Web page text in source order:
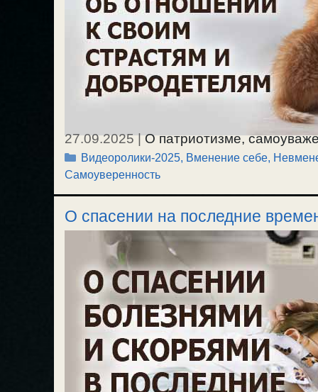
27.09.2025|О патриотизме,
к своей душе по природе. О
взгляде на самого себя; об
приводящей к страстям или к
Самоуважение, высокая самооценка и
от депрессии; самое главное это
20.09.2025.
Рубрики
Видеоролики-2025, Вменение себе,
Самоуверенность
О спасении на последние